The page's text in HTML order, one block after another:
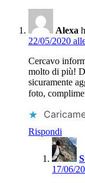
Alexa
22/05/2020
Cercavo
molto di più!
sicuramente
foto,
Rispondi
17/06/